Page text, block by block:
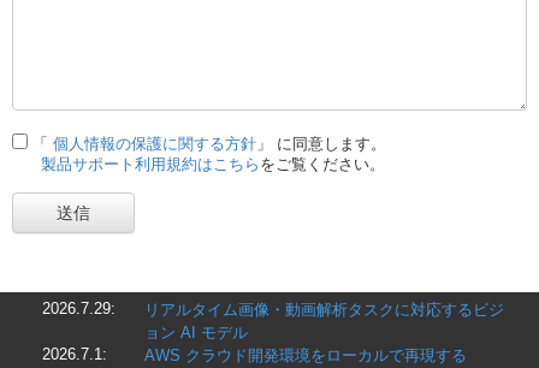
「 個人情報の保護に関する方針 」 に同意します。
製品サポート利用規約はこちら をご覧ください。
送信
2026.7.29:
リアルタイム画像・動画解析タスクに対応するビジ
ョン AI モデル
2026.7.1:
AWS クラウド開発環境をローカルで再現する